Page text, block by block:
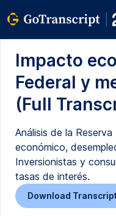
Impacto
Federal y
(Full
Análisis de la
económico,
Inversionistas y
tasas de interés.
Download